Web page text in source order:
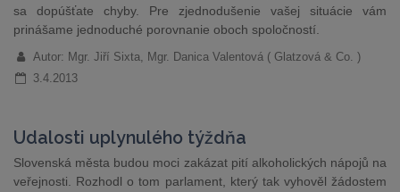
sa dopúšťate chyby. Pre zjednodušenie vašej situácie vám
prinášame jednoduché porovnanie oboch spoločností.
Autor: Mgr. Jiří Sixta, Mgr. Danica Valentová ( Glatzová & Co. )
3.4.2013
Udalosti uplynulého týždňa
Slovenská města budou moci zakázat pití alkoholických nápojů na
veřejnosti. Rozhodl o tom parlament, který tak vyhověl žádostem